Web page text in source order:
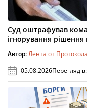
Суд оштрафував
ігнорування рішення
Автор:Лента от Протокола
05.08.2026Переглядів: